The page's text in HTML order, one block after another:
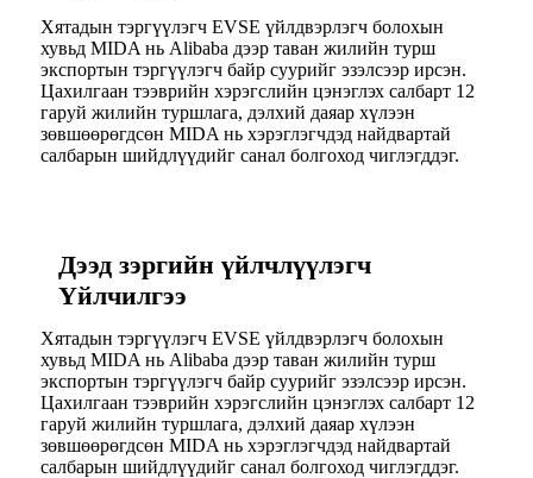
Хятадын тэргүүлэгч EVSE үйлдвэрлэгч болохын
хувьд MIDA нь Alibaba дээр таван жилийн турш
экспортын тэргүүлэгч байр суурийг эзэлсээр ирсэн.
Цахилгаан тээврийн хэрэгслийн цэнэглэх салбарт 12
гаруй жилийн туршлага, дэлхий даяар хүлээн
зөвшөөрөгдсөн MIDA нь хэрэглэгчдэд найдвартай
салбарын шийдлүүдийг санал болгоход чиглэгддэг.
Дээд зэргийн үйлчлүүлэгч
Үйлчилгээ
Хятадын тэргүүлэгч EVSE үйлдвэрлэгч болохын
хувьд MIDA нь Alibaba дээр таван жилийн турш
экспортын тэргүүлэгч байр суурийг эзэлсээр ирсэн.
Цахилгаан тээврийн хэрэгслийн цэнэглэх салбарт 12
гаруй жилийн туршлага, дэлхий даяар хүлээн
зөвшөөрөгдсөн MIDA нь хэрэглэгчдэд найдвартай
салбарын шийдлүүдийг санал болгоход чиглэгддэг.